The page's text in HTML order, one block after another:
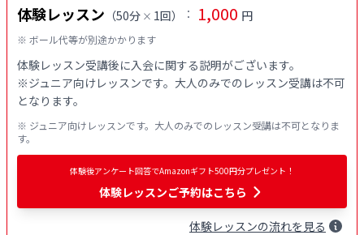
体験レッスン （50分 × 1回） ： 1,000 円
※ ボール代等が別途かかります
体験レッスン受講後に入会に関する説明がございます。
※ジュニア向けレッスンです。大人のみでのレッスン受講は不可
※ ジュニア向けレッスンです。大人のみでのレッスン受講は不可となりま
す。
体験後アンケート回答でAmazonギフト500円分プレゼント！
体験レッスンご予約はこちら
体験レッスンの流れを見る